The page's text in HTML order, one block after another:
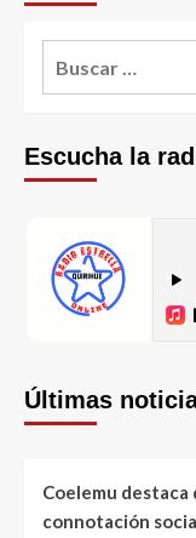
Escucha la
Últimas
Coelemu
connotación